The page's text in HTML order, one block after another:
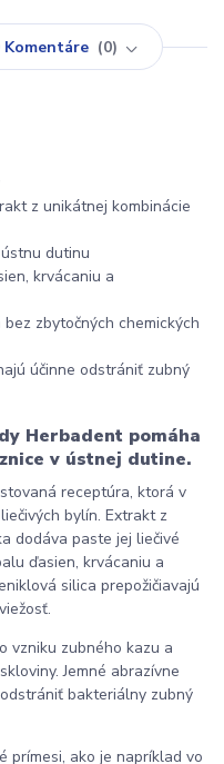
Komentáre 0
z unikátnej kombinácie
dutinu
krvácaniu a
zbytočných chemických
účinne odstrániť zubný
Herbadent pomáha
v ústnej dutine.
receptúra, ktorá v
bylín. Extrakt z
dodáva paste jej liečivé
ďasien, krvácaniu a
silica prepožičiavajú
vzniku zubného kazu a
Jemné abrazívne
bakteriálny zubný
prímesi, ako je napríklad vo